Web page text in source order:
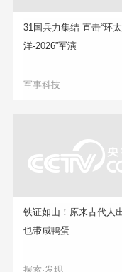
31国兵力集结 直击“环
洋-2026”军演
军事科技
铁证如山！原来古代人
也带咸鸭蛋
探索·发现